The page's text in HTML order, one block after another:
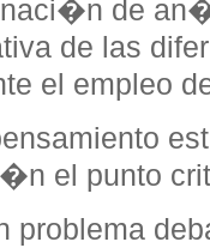
de
de las
el empleo
el punto
problema